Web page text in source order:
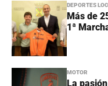
DEPORTES
Más de
1ª
MOTOR
La